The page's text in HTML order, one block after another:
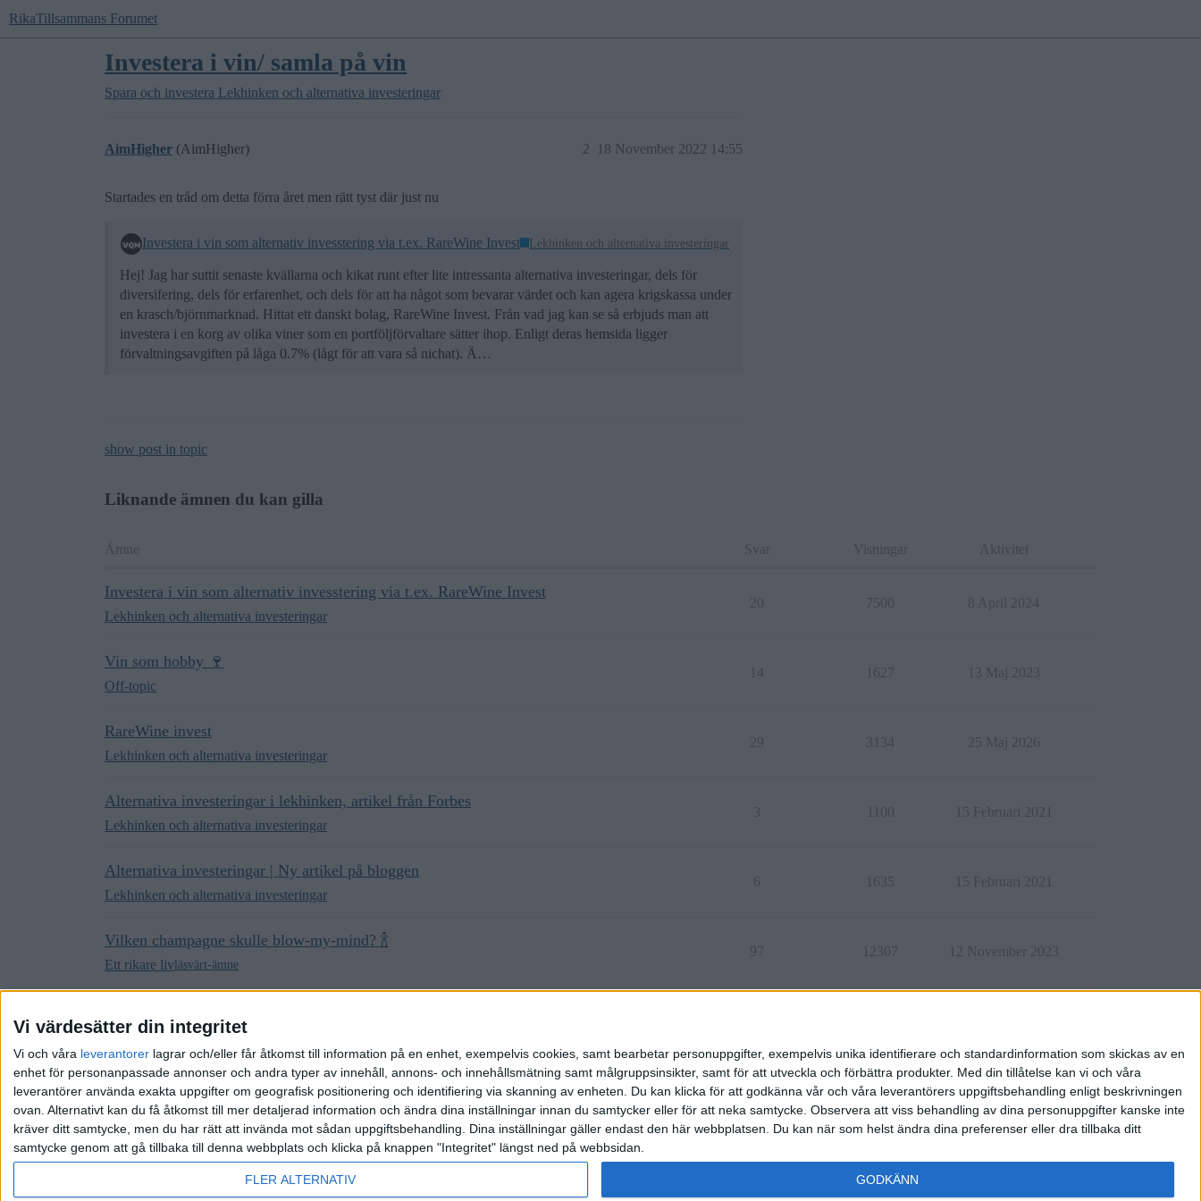
Vi värdesätter din integritet
Vi och våra leverantorer lagrar och/eller får åtkomst till information på en enhet, exempelvis cookies, samt bearbetar personuppgifter, exempelvis unika identifierare och standardinformation som skickas av en
enhet för personanpassade annonser och andra typer av innehåll, annons- och innehållsmätning samt målgruppsinsikter, samt för att utveckla och förbättra produkter. Med din tillåtelse kan vi och våra
leverantörer använda exakta uppgifter om geografisk positionering och identifiering via skanning av enheten. Du kan klicka för att godkänna vår och våra leverantörers uppgiftsbehandling enligt beskrivningen
ovan. Alternativt kan du få åtkomst till mer detaljerad information och ändra dina inställningar innan du samtycker eller för att neka samtycke. Observera att viss behandling av dina personuppgifter kanske inte
kräver ditt samtycke, men du har rätt att invända mot sådan uppgiftsbehandling. Dina inställningar gäller endast den här webbplatsen. Du kan när som helst ändra dina preferenser eller dra tillbaka ditt
samtycke genom att gå tillbaka till denna webbplats och klicka på knappen "Integritet" längst ned på webbsidan.
FLER ALTERNATIV GODKÄNN
RikaTillsammans Forumet
Investera i vin/ samla på vin
Spara och investera Lekhinken och alternativa investeringar
AimHigher (AimHigher) 18 November 2022 14:55
2
Startades en tråd om detta förra året men rätt tyst där just nu
Investera i vin som alternativ invesstering via t.ex. RareWine Invest Lekhinken och alternativa investeringar
Hej! Jag har suttit senaste kvällarna och kikat runt efter lite intressanta alternativa investeringar, dels för
diversifering, dels för erfarenhet, och dels för att ha något som bevarar värdet och kan agera krigskassa under
en krasch/björnmarknad. Hittat ett danskt bolag, RareWine Invest. Från vad jag kan se så erbjuds man att
investera i en korg av olika viner som en portföljförvaltare sätter ihop. Enligt deras hemsida ligger
förvaltningsavgiften på låga 0.7% (lågt för att vara så nichat). Ä…
show post in topic
Liknande ämnen du kan gilla
Ämne Svar Visningar Aktivitet
Investera i vin som alternativ invesstering via t.ex. RareWine Invest
Lekhinken och alternativa investeringar
20 7500 8 April 2024
Vin som hobby 🍷
Off-topic
14 1627 13 Maj 2023
RareWine invest
Lekhinken och alternativa investeringar
29 3134 25 Maj 2026
Alternativa investeringar i lekhinken, artikel från Forbes
Lekhinken och alternativa investeringar
3 1100 15 Februari 2021
Alternativa investeringar | Ny artikel på bloggen
Lekhinken och alternativa investeringar
6 1635 15 Februari 2021
Vilken champagne skulle blow-my-mind? 🍾
Ett rikare liv läsvärt-ämne
97 12307 12 November 2023
Köpråd, tips och erfarenheter
Hem Kategorier Riktlinjer Villkor Integritetspolicy
Drivs avDiscourse, visas bäst med JavaScript aktiverat